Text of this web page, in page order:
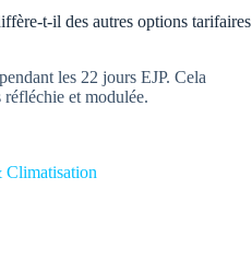
t-il des autres options tarifaires
les 22 jours EJP. Cela
et modulée.
Climatisation